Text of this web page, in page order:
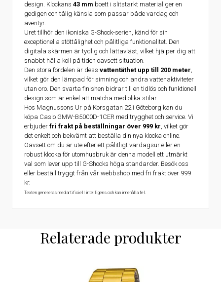
design. Klockans 43 mm boett i slitstarkt material ger en
gedigen och tålig känsla som passar både vardag och
äventyr.
Uret tillhör den ikoniska G-Shock-serien, känd för sin
exceptionella stöttålighet och pålitliga funktionalitet. Den
digitala skärmen är tydlig och lättavläst, vilket hjälper dig att
snabbt hålla koll på tiden oavsett situation.
Den stora fördelen är dess vattentäthet upp till 200 meter,
vilket gör den lämpad för simning och andra vattenaktiviteter
utan oro. Den svarta finishen bidrar till en tidlös och funktionell
design som är enkel att matcha med olika stilar.
Hos Magnussons Ur på Korsgatan 22 i Göteborg kan du
köpa Casio GMW-B5000D-1CER med trygghet och service. Vi
erbjuder fri frakt på beställningar över 999 kr, vilket gör
det enkelt och bekvämt att beställa din nya klocka online.
Oavsett om du är ute efter ett pålitligt vardagsur eller en
robust klocka för utomhusbruk är denna modell ett utmärkt
val som lever upp till G-Shocks höga standarder. Besök oss
eller beställ tryggt från vår webbshop med fri frakt över 999
kr.
Texten genereras med artificiell intelligens och kan innehålla fel.
Relaterade produkter